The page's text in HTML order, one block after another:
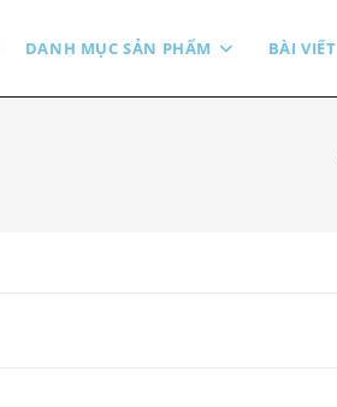
DANH MỤC SẢN PHẨM BÀI VIẾT